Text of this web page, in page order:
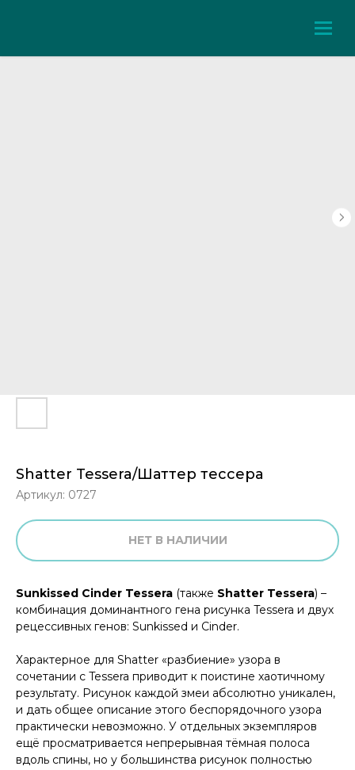
Shatter Tessera/Шаттер тессера
Артикул: 0727
НЕТ В НАЛИЧИИ
Sunkissed Cinder Tessera (также Shatter Tessera) –
комбинация доминантного гена рисунка Tessera и двух
рецессивных генов: Sunkissed и Cinder.
Характерное для Shatter «разбиение» узора в
сочетании с Tessera приводит к поистине хаотичному
результату. Рисунок каждой змеи абсолютно уникален,
и дать общее описание этого беспорядочного узора
практически невозможно. У отдельных экземпляров
ещё просматривается непрерывная тёмная полоса
вдоль спины, но у большинства рисунок полностью